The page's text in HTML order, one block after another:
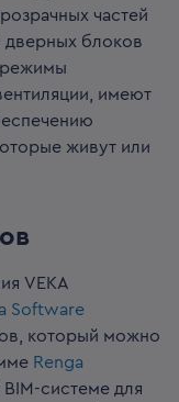
частей
дверных блоков
имеют
живут или
VEKA
Softwarе
который можно
Renga
системе для